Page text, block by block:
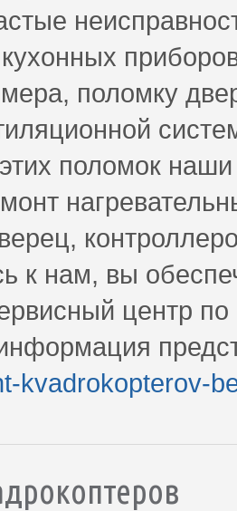
поломку
поломок
к нам, вы
центр по
kvadrokopterov-